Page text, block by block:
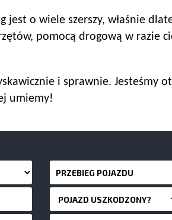
jest o wiele szerszy, właśnie
pomocą drogową w razie
i sprawnie. Jesteśmy
umiemy!